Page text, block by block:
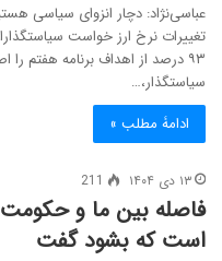
عباسی‌نژاد: دچار انزوای سیاسی
تغییرات نرخ ارز خواست
۹۳ درصد از اهداف برنامه هفتم
سیاستگذار،…
ادامۀ مطلب »
۱۳ دی ۱۴۰۴ 211
فاصله بین ما و
است که بشود گفت